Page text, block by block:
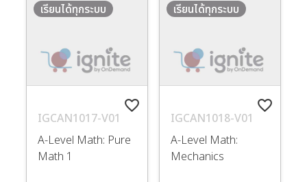
favorite_border
IGCAN1017-V01
A-Level Math: Pure
Math 1
เรียนได้ทุกระบบ
favorite_border
IGCAN1018-V01
A-Level Math:
Mechanics
เรียนได้ทุกระบบ